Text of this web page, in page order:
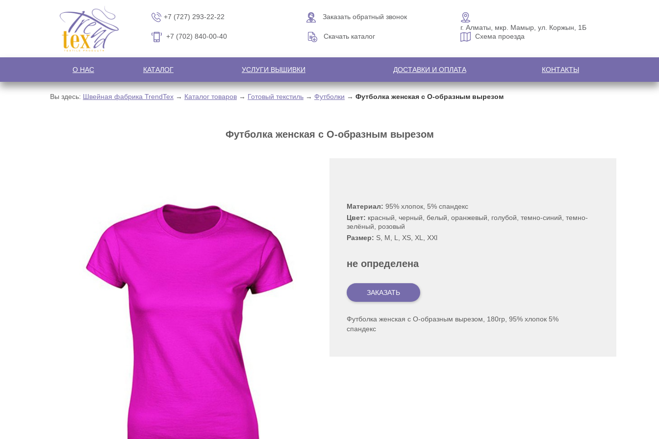
+7 (727) 293-22-22
Заказать обратный звонок
г. Алматы, мкр. Мамыр, ул. Коржын, 1Б
+7 (702) 840-00-40
Скачать каталог Схема проезда
О НАС КАТАЛОГ УСЛУГИ ВЫШИВКИ ДОСТАВКИ И ОПЛАТА КОНТАКТЫ
Вы здесь: Швейная фабрика TrendTex → Каталог товаров → Готовый текстиль → Футболки → Футболка женская с О-образным вырезом
Футболка женская с О-образным вырезом
Материал:95% хлопок, 5% спандекс
Цвет: красный, черный, белый, оранжевый, голубой, темно-синий, темно-
зелёный, розовый
Размер: S, M, L, XS, XL, XXl
не определена
Футболка женская с О-образным вырезом, 180гр, 95% хлопок 5%
спандекс